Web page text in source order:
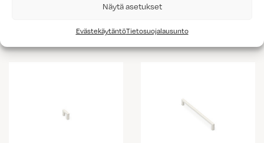
Näytä asetukset
EvästekäytäntöTietosuojalausunto
reelinkivedin 78K256
reelinkivedin 78K448